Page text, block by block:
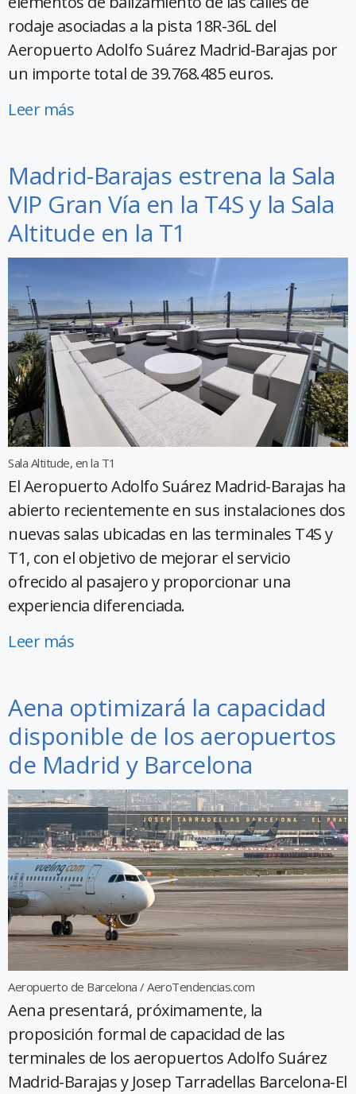
rodaje asociadas a la pista 18R-36L del
Aeropuerto Adolfo Suárez Madrid-Barajas por
un importe total de 39.768.485 euros.
Leer más
Madrid-Barajas estrena la Sala
VIP Gran Vía en la T4S y la Sala
Altitude en la T1
Sala Altitude, en la T1
El Aeropuerto Adolfo Suárez Madrid-Barajas ha
abierto recientemente en sus instalaciones dos
nuevas salas ubicadas en las terminales T4S y
T1, con el objetivo de mejorar el servicio
ofrecido al pasajero y proporcionar una
experiencia diferenciada.
Leer más
Aena optimizará la capacidad
disponible de los aeropuertos
de Madrid y Barcelona
Aeropuerto de Barcelona / AeroTendencias.com
Aena presentará, próximamente, la
proposición formal de capacidad de las
terminales de los aeropuertos Adolfo Suárez
Madrid-Barajas y Josep Tarradellas Barcelona-El